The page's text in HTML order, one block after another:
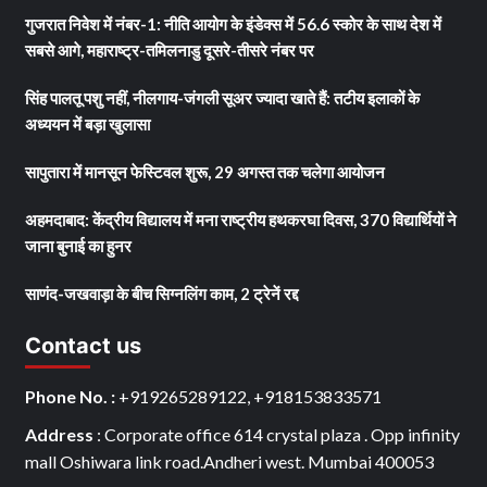
गुजरात निवेश में नंबर-1: नीति आयोग के इंडेक्स में 56.6 स्कोर के साथ देश में
सबसे आगे, महाराष्ट्र-तमिलनाडु दूसरे-तीसरे नंबर पर
सिंह पालतू पशु नहीं, नीलगाय-जंगली सूअर ज्यादा खाते हैं: तटीय इलाकों के
अध्ययन में बड़ा खुलासा
सापुतारा में मानसून फेस्टिवल शुरू, 29 अगस्त तक चलेगा आयोजन
अहमदाबाद: केंद्रीय विद्यालय में मना राष्ट्रीय हथकरघा दिवस, 370 विद्यार्थियों ने
जाना बुनाई का हुनर
साणंद-जखवाड़ा के बीच सिग्नलिंग काम, 2 ट्रेनें रद्द
Contact us
Phone No. : +919265289122, +918153833571
Address : Corporate office 614 crystal plaza . Opp infinity
mall Oshiwara link road.Andheri west. Mumbai 400053